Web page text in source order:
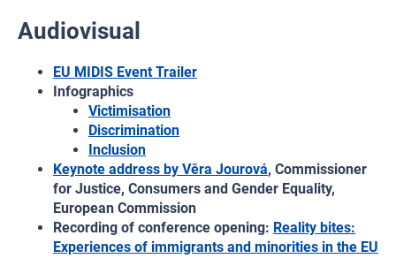
Audiovisual
EU MIDIS Event Trailer
Infographics
Victimisation
Discrimination
Inclusion
​Keynote address by Věra Jourová, Commissioner
for Justice, Consumers and Gender Equality,
European Commission
Recording of conference opening: Reality bites:
Experiences of immigrants and minorities in the EU